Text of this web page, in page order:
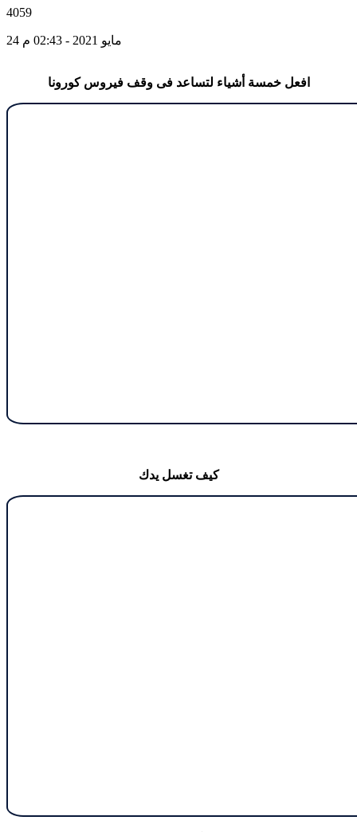
4059
24 مايو 2021 - 02:43 م
افعل خمسة أشياء لتساعد فى وقف فيروس كورونا
كيف تغسل يدك